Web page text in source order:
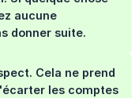
aucune
donner suite.
Cela ne prend
les comptes